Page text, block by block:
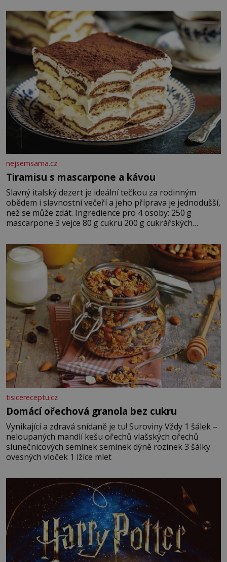
krutý. Jeho činy budí hrůzu ještě dlouho po jeho smrti
nejsemsama.cz
Tiramisu s mascarpone a kávou
Slavný italský dezert je ideální tečkou za rodinným
obědem i slavnostní večeří a jeho příprava je jednodušší,
než se může zdát. Ingredience pro 4 osoby: 250 g
mascarpone 3 vejce 80 g cukru 200 g cukrářských
posypání Postup: Oddělte žloutky od bílků. Žloutky
vyšlehejte s cukrem do světlé pěny a postupně do nich
vmíchejte mascarpone, aby vznikl hladký
tisicereceptu.cz
Domácí ořechová granola bez cukru
Vynikající a zdravá snídaně je tu! Suroviny Vždy 1 šálek –
neloupaných mandlí kešu ořechů vlašských ořechů
slunečnicových semínek semínek dýně rozinek 3 šálky
ovesných vloček 1 lžíce mlet